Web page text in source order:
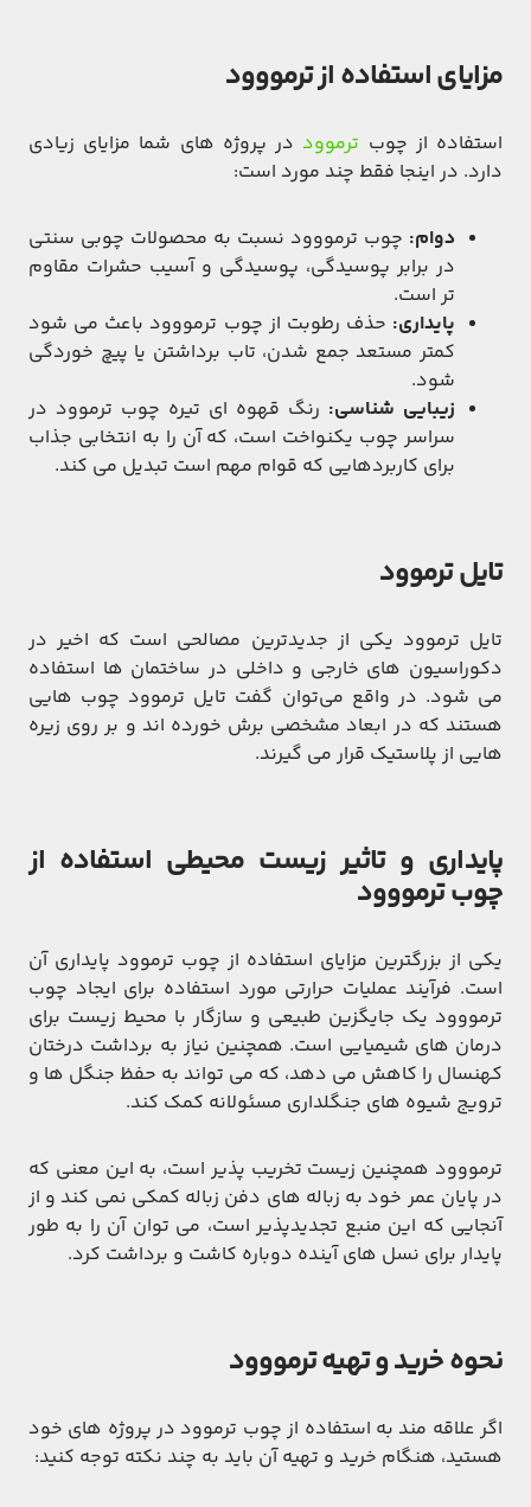
مزایای استفاده از ترمووود
استفاده از چوب ترموود در پروژه های شما مزایای زیادی
دارد. در اینجا فقط چند مورد است:
دوام: چوب ترمووود نسبت به محصولات چوبی سنتی
در برابر پوسیدگی، پوسیدگی و آسیب حشرات مقاوم
تر است.
پایداری: حذف رطوبت از چوب ترمووود باعث می شود
کمتر مستعد جمع شدن، تاب برداشتن یا پیچ خوردگی
شود.
زیبایی شناسی: رنگ قهوه ای تیره چوب ترموود در
سراسر چوب یکنواخت است، که آن را به انتخابی جذاب
برای کاربردهایی که قوام مهم است تبدیل می کند.
تایل ترموود
تایل ترموود یکی از جدید‌ترین مصالحی است که اخیر در
دکوراسیون‌ های خارجی و داخلی در ساختمان ها استفاده
می شود‌. در واقع می‌توان گفت تایل ترموود چوب هایی
هستند که در ابعاد مشخصی برش خورده اند و بر روی زیره
هایی از پلاستیک قرار می گیرند‌.
پایداری و تاثیر زیست محیطی استفاده از
چوب ترمووود
یکی از بزرگترین مزایای استفاده از چوب ترموود پایداری آن
است. فرآیند عملیات حرارتی مورد استفاده برای ایجاد چوب
ترمووود یک جایگزین طبیعی و سازگار با محیط زیست برای
درمان های شیمیایی است. همچنین نیاز به برداشت درختان
کهنسال را کاهش می دهد، که می تواند به حفظ جنگل ها و
ترویج شیوه های جنگلداری مسئولانه کمک کند.
ترمووود همچنین زیست تخریب پذیر است، به این معنی که
در پایان عمر خود به زباله های دفن زباله کمکی نمی کند و از
آنجایی که این منبع تجدیدپذیر است، می توان آن را به طور
پایدار برای نسل های آینده دوباره کاشت و برداشت کرد.
نحوه خرید و تهیه ترمووود
اگر علاقه مند به استفاده از چوب ترموود در پروژه های خود
هستید، هنگام خرید و تهیه آن باید به چند نکته توجه کنید: